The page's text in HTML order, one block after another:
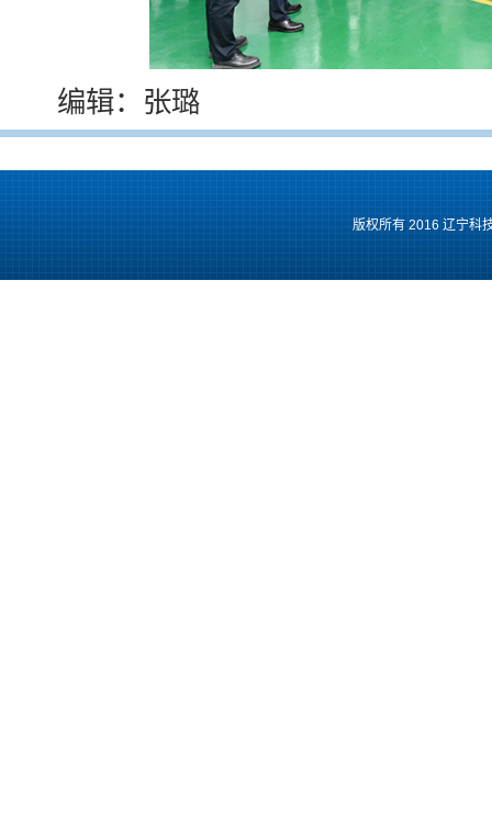
编辑：张璐
版权所有 2016 辽宁